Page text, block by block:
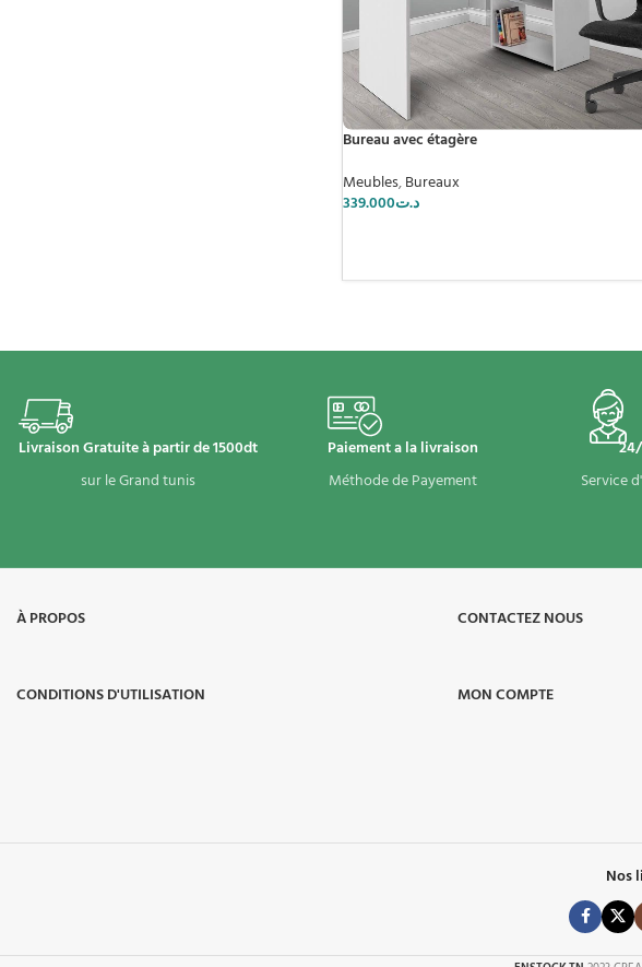
Bureau avec étagère
Meubles,Bureaux
د.ت339.000
Livraison Gratuite à partir de 1500dt
sur le Grand tunis
Paiement a la livraison
Méthode de Payement
Service
À PROPOS​
CONDITIONS D'UTILISATION
CONTACTEZ NOUS
MON COMPTE
Nos